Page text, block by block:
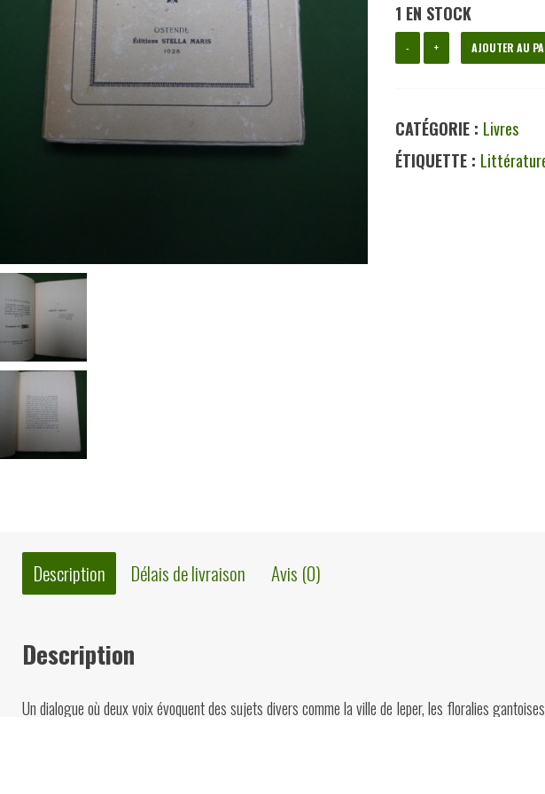
1 EN STOCK
-
quantité
provinciaux,
Pierre
+ AJOUTER AU
CATÉGORIE : Livres
ÉTIQUETTE :
Description Délais de livraison Avis (0)
Description
Un dialogue où deux voix évoquent des sujets divers comme la ville de Ieper, les floralies